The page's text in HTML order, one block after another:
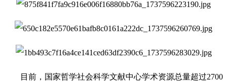
目前，国家哲学社会科学文献中心学术资源总量超过2700